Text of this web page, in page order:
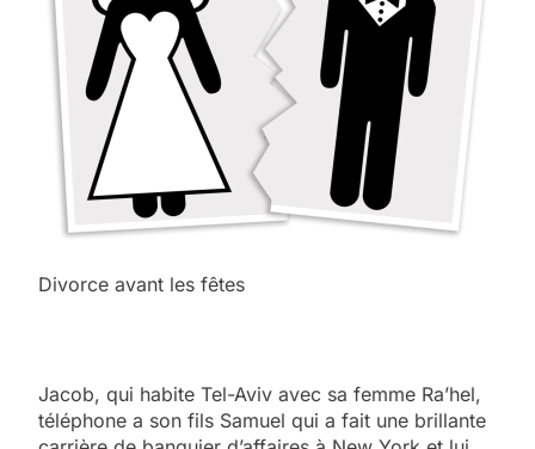
Divorce avant les fêtes
Jacob, qui habite Tel-Aviv avec sa femme Ra’hel,
téléphone a son fils Samuel qui a fait une brillante